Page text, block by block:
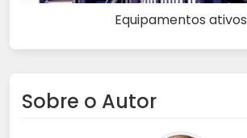
Equipamentos ativos
Sobre o Autor